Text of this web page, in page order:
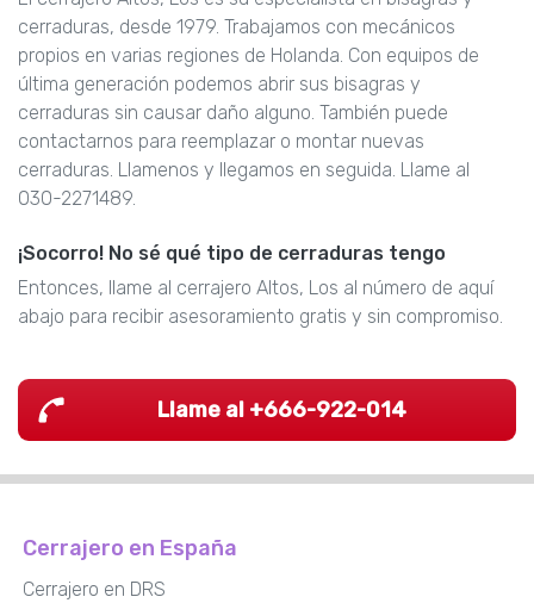
cerraduras, desde 1979. Trabajamos con mecánicos
propios en varias regiones de Holanda. Con equipos de
última generación podemos abrir sus bisagras y
cerraduras sin causar daño alguno. También puede
contactarnos para reemplazar o montar nuevas
cerraduras. Llamenos y llegamos en seguida. Llame al
030-2271489.
¡Socorro! No sé qué tipo de cerraduras tengo
Entonces, llame al cerrajero Altos, Los al número de aquí
abajo para recibir asesoramiento gratis y sin compromiso.
Llame al +666-922-014
Cerrajero en España
Cerrajero en DRS